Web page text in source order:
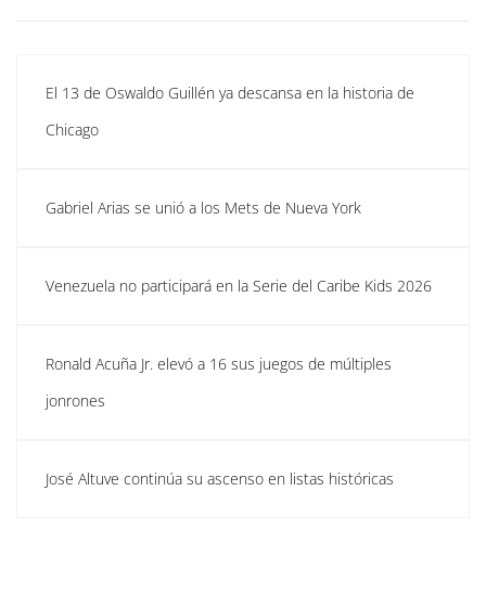
El 13 de Oswaldo Guillén ya descansa en la historia de
Chicago
Gabriel Arias se unió a los Mets de Nueva York
Venezuela no participará en la Serie del Caribe Kids 2026
Ronald Acuña Jr. elevó a 16 sus juegos de múltiples
jonrones
José Altuve continúa su ascenso en listas históricas